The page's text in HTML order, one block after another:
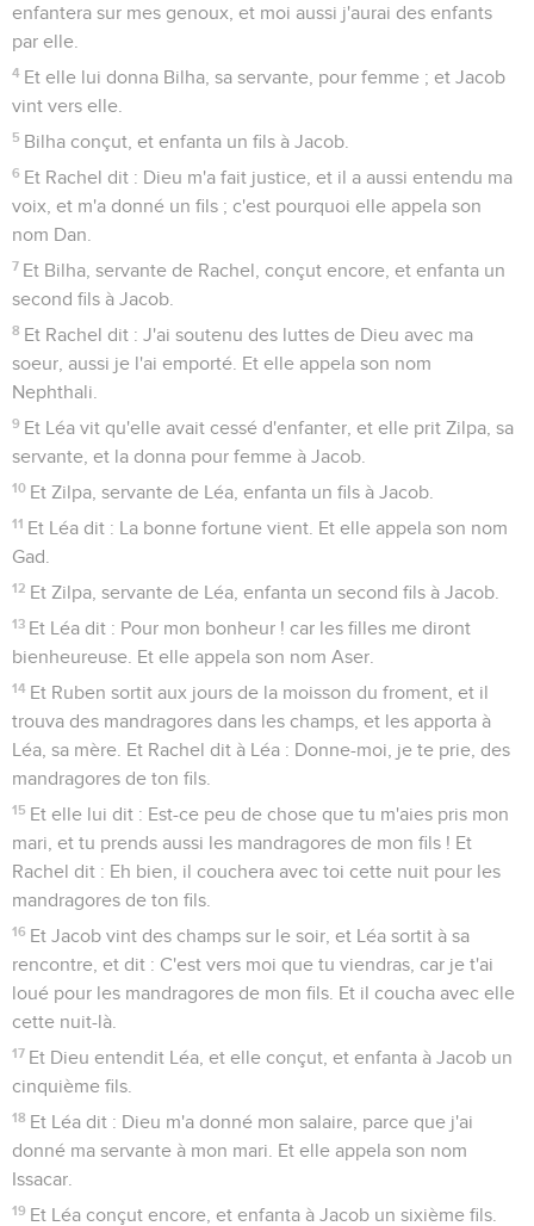
enfantera sur mes genoux, et moi aussi j'aurai des enfants
par elle.
4 Et elle lui donna Bilha, sa servante, pour femme ; et Jacob
vint vers elle.
5 Bilha conçut, et enfanta un fils à Jacob.
6 Et Rachel dit : Dieu m'a fait justice, et il a aussi entendu ma
voix, et m'a donné un fils ; c'est pourquoi elle appela son
nom Dan.
7 Et Bilha, servante de Rachel, conçut encore, et enfanta un
second fils à Jacob.
8 Et Rachel dit : J'ai soutenu des luttes de Dieu avec ma
soeur, aussi je l'ai emporté. Et elle appela son nom
Nephthali.
9 Et Léa vit qu'elle avait cessé d'enfanter, et elle prit Zilpa, sa
servante, et la donna pour femme à Jacob.
10 Et Zilpa, servante de Léa, enfanta un fils à Jacob.
11 Et Léa dit : La bonne fortune vient. Et elle appela son nom
Gad.
12 Et Zilpa, servante de Léa, enfanta un second fils à Jacob.
13 Et Léa dit : Pour mon bonheur ! car les filles me diront
bienheureuse. Et elle appela son nom Aser.
14 Et Ruben sortit aux jours de la moisson du froment, et il
trouva des mandragores dans les champs, et les apporta à
Léa, sa mère. Et Rachel dit à Léa : Donne-moi, je te prie, des
mandragores de ton fils.
15 Et elle lui dit : Est-ce peu de chose que tu m'aies pris mon
mari, et tu prends aussi les mandragores de mon fils ! Et
Rachel dit : Eh bien, il couchera avec toi cette nuit pour les
mandragores de ton fils.
16 Et Jacob vint des champs sur le soir, et Léa sortit à sa
rencontre, et dit : C'est vers moi que tu viendras, car je t'ai
loué pour les mandragores de mon fils. Et il coucha avec elle
cette nuit-là.
17 Et Dieu entendit Léa, et elle conçut, et enfanta à Jacob un
cinquième fils.
18 Et Léa dit : Dieu m'a donné mon salaire, parce que j'ai
donné ma servante à mon mari. Et elle appela son nom
Issacar.
19 Et Léa conçut encore, et enfanta à Jacob un sixième fils.